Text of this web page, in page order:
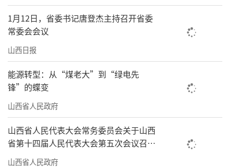
1月12日，省委书记唐登杰主持召开省委
常委会会议
山西日报
能源转型：从“煤老大”到“绿电先
锋”的蝶变
山西省人民政府
山西省人民代表大会常务委员会关于山西
省第十四届人民代表大会第五次会议召开
时间的决定
山西省人民政府